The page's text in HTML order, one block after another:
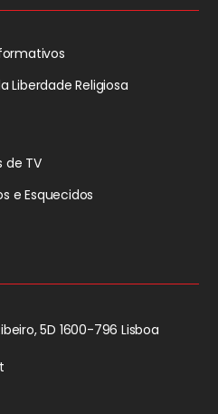
Liberdade Religiosa
de TV
e Esquecidos
5D 1600-796 Lisboa